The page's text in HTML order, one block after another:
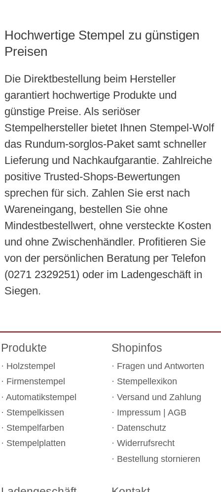
Hochwertige Stempel zu günstigen
Preisen
Die Direktbestellung beim Hersteller
garantiert hochwertige Produkte und
günstige Preise. Als seriöser
Stempelhersteller bietet Ihnen Stempel-Wolf
das Rundum-sorglos-Paket samt schneller
Lieferung und Nachkaufgarantie. Zahlreiche
positive Trusted-Shops-Bewertungen
sprechen für sich. Zahlen Sie erst nach
Wareneingang, bestellen Sie ohne
Mindestbestellwert, ohne versteckte Kosten
und ohne Zwischenhändler. Profitieren Sie
von der persönlichen Beratung per Telefon
(0271 2329251) oder im Ladengeschäft in
Siegen.
Produkte
Holzstempel
Firmenstempel
Automatikstempel
Stempelkissen
Stempelfarben
Stempelplatten
Shopinfos
Fragen und Antworten
Stempellexikon
Versand und Zahlung
Impressum | AGB
Datenschutz
Widerrufsrecht
Bestellung stornieren